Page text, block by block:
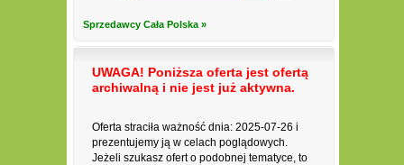
Sprzedawcy Cała Polska »
UWAGA! Poniższa oferta jest ofertą
archiwalną i nie jest już aktywna.
Oferta straciła ważność dnia: 2025-07-26 i
prezentujemy ją w celach poglądowych.
Jeżeli szukasz ofert o podobnej tematyce, to